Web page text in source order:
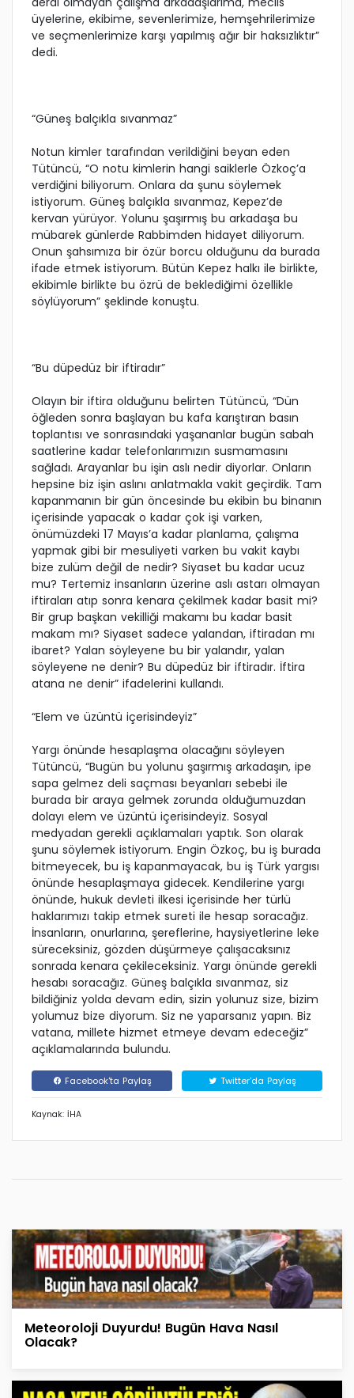
üyelerine, ekibime, sevenlerimize, hemşehrilerimize
ve seçmenlerimize karşı yapılmış ağır bir haksızlıktır”
dedi.
“Güneş balçıkla sıvanmaz”
Notun kimler tarafından verildiğini beyan eden
Tütüncü, “O notu kimlerin hangi saiklerle Özkoç’a
verdiğini biliyorum. Onlara da şunu söylemek
istiyorum. Güneş balçıkla sıvanmaz, Kepez’de
kervan yürüyor. Yolunu şaşırmış bu arkadaşa bu
mübarek günlerde Rabbimden hidayet diliyorum.
Onun şahsımıza bir özür borcu olduğunu da burada
ifade etmek istiyorum. Bütün Kepez halkı ile birlikte,
ekibimle birlikte bu özrü de beklediğimi özellikle
söylüyorum” şeklinde konuştu.
“Bu düpedüz bir iftiradır”
Olayın bir iftira olduğunu belirten Tütüncü, “Dün
öğleden sonra başlayan bu kafa karıştıran basın
toplantısı ve sonrasındaki yaşananlar bugün sabah
saatlerine kadar telefonlarımızın susmamasını
sağladı. Arayanlar bu işin aslı nedir diyorlar. Onların
hepsine biz işin aslını anlatmakla vakit geçirdik. Tam
kapanmanın bir gün öncesinde bu ekibin bu binanın
içerisinde yapacak o kadar çok işi varken,
önümüzdeki 17 Mayıs’a kadar planlama, çalışma
yapmak gibi bir mesuliyeti varken bu vakit kaybı
bize zulüm değil de nedir? Siyaset bu kadar ucuz
mu? Tertemiz insanların üzerine aslı astarı olmayan
iftiraları atıp sonra kenara çekilmek kadar basit mi?
Bir grup başkan vekilliği makamı bu kadar basit
makam mı? Siyaset sadece yalandan, iftiradan mı
ibaret? Yalan söyleyene bu bir yalandır, yalan
söyleyene ne denir? Bu düpedüz bir iftiradır. İftira
atana ne denir” ifadelerini kullandı.
“Elem ve üzüntü içerisindeyiz”
Yargı önünde hesaplaşma olacağını söyleyen
Tütüncü, “Bugün bu yolunu şaşırmış arkadaşın, ipe
sapa gelmez deli saçması beyanları sebebi ile
burada bir araya gelmek zorunda olduğumuzdan
dolayı elem ve üzüntü içerisindeyiz. Sosyal
medyadan gerekli açıklamaları yaptık. Son olarak
şunu söylemek istiyorum. Engin Özkoç, bu iş burada
bitmeyecek, bu iş kapanmayacak, bu iş Türk yargısı
önünde hesaplaşmaya gidecek. Kendilerine yargı
önünde, hukuk devleti ilkesi içerisinde her türlü
haklarımızı takip etmek sureti ile hesap soracağız.
İnsanların, onurlarına, şereflerine, haysiyetlerine leke
süreceksiniz, gözden düşürmeye çalışacaksınız
sonrada kenara çekileceksiniz. Yargı önünde gerekli
hesabı soracağız. Güneş balçıkla sıvanmaz, siz
bildiğiniz yolda devam edin, sizin yolunuz size, bizim
yolumuz bize diyorum. Siz ne yaparsanız yapın. Biz
vatana, millete hizmet etmeye devam edeceğiz”
açıklamalarında bulundu.
Facebook'ta Paylaş Twitter'da Paylaş
Kaynak: İHA
Meteoroloji Duyurdu! Bugün Hava Nasıl
Olacak?